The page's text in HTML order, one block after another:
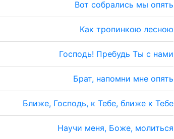
Вот собрались мы опять
Как тропинкою лесною
Господь! Пребудь Ты с нами
Брат, напомни мне опять
Ближе, Господь, к Тебе, ближе к Тебе
Научи меня, Боже, молиться